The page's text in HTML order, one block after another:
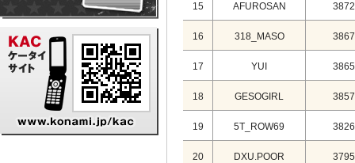
15 AFUROSAN
16 318_MASO
17 YUI
18 GESOGIRL
19 5T_ROW69
20 DXU.POOR